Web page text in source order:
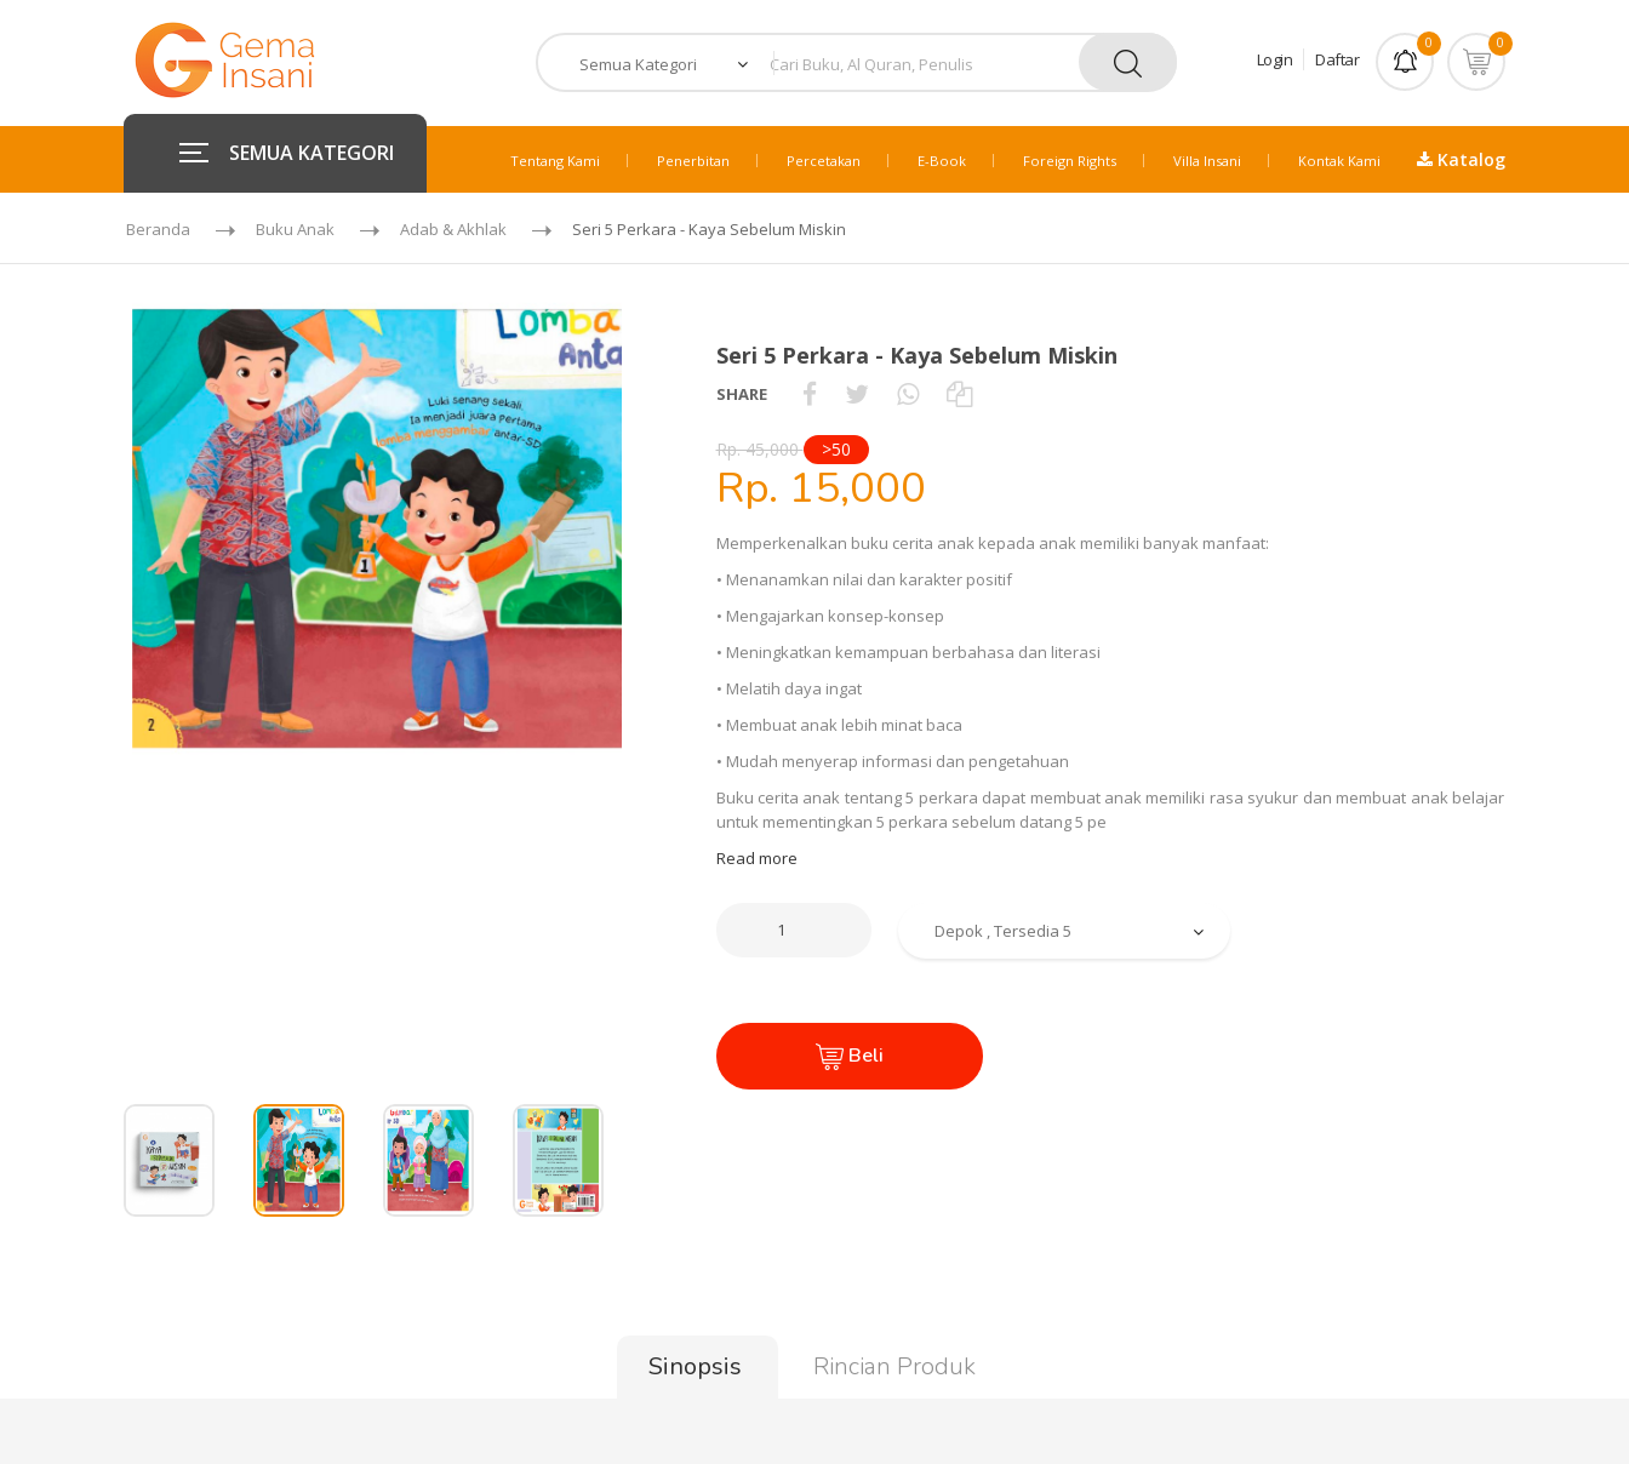
Login Daftar
0 0
SEMUA KATEGORI Tentang Kami Penerbitan Percetakan E-Book Foreign Rights Villa Insani Kontak Kami Katalog
Beranda Buku Anak Adab & Akhlak Seri 5 Perkara - Kaya Sebelum Miskin
Seri 5 Perkara - Kaya Sebelum Miskin
SHARE
Rp. 45,000 >50
Rp. 15,000
Memperkenalkan buku cerita anak kepada anak memiliki banyak manfaat:
• Menanamkan nilai dan karakter positif
• Mengajarkan konsep-konsep
• Meningkatkan kemampuan berbahasa dan literasi
• Melatih daya ingat
• Membuat anak lebih minat baca
• Mudah menyerap informasi dan pengetahuan
Buku cerita anak tentang 5 perkara dapat membuat anak memiliki rasa syukur dan membuat anak belajar
untuk mementingkan 5 perkara sebelum datang 5 pe
Read more
Beli
Sinopsis Rincian Produk